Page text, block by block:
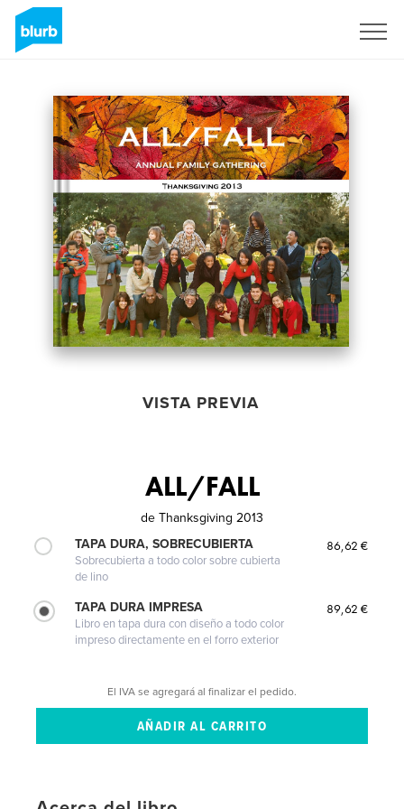
VISTA PREVIA
ALL/FALL
de Thanksgiving 2013
TAPA DURA, SOBRECUBIERTA
Sobrecubierta a todo color sobre cubierta
de lino
86,62 €
TAPA DURA IMPRESA
Libro en tapa dura con diseño a todo color
impreso directamente en el forro exterior
89,62 €
El IVA se agregará al finalizar el pedido.